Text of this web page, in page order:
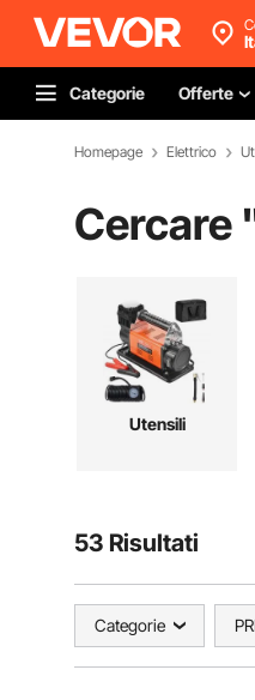
Categorie Offerte
Homepage Elettrico
Cercare
Utensili
53 Risultati
Categorie